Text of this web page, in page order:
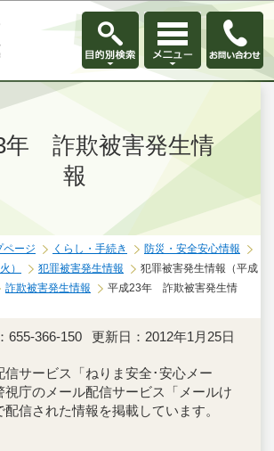
このページの本文へ移動
年 詐欺被害発生情
報
ページ くらし・手続き
防災・安全安心情報
）
犯罪被害発生情報
犯罪被害発生情報（平成
詐欺被害発生情報
平成23年 詐欺被害発生情
655-366-150 更新日：2012年1月25日
サービス「ねりま安全･安心メー
視庁のメール配信サービス「メールけ
信された情報を掲載しています。